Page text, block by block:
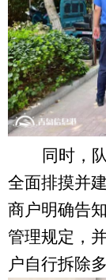
同时，
全面排摸并
商户明确告
管理规定，
户自行拆除